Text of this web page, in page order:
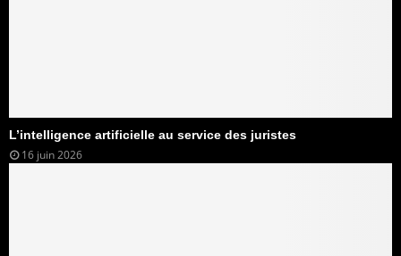
L’intelligence artificielle au service des juristes
16 juin 2026